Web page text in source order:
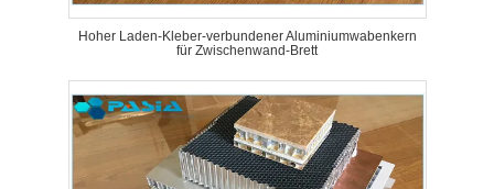
Hoher Laden-Kleber-verbundener Aluminiumwabenkern
für Zwischenwand-Brett